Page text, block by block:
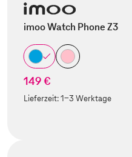
imoo Watch Phone Z3
149 €
Lieferzeit:1-3 Werktage